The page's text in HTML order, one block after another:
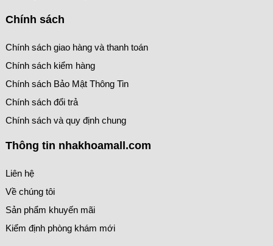
Chính sách
Chính sách giao hàng và thanh toán
Chính sách kiểm hàng
Chính sách Bảo Mật Thông Tin
Chính sách đổi trả
Chính sách và quy định chung
Thông tin nhakhoamall.com
Liên hệ
Về chúng tôi
Sản phẩm khuyến mãi
Kiểm định phòng khám mới